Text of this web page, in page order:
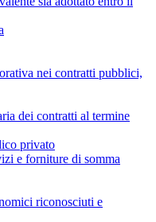
nei contratti pubblici,
dei contratti al termine
privato
e forniture di somma
riconosciuti e